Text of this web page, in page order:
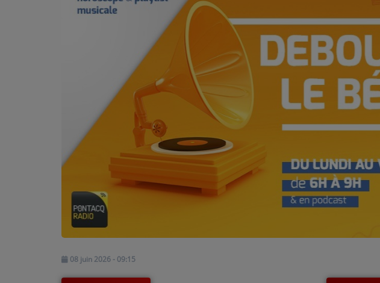
VOS ÉMISSIONS EN IMAGES
ANNONCEURS & ESPACE PRO
VOTRE PUBLICITÉ SUR PONTACQ RADIO
LOCATION DE STUDIOS
ÉDUCATION AUX MÉDIAS ET À
L'INFORMATION
EN QUOI ÇA CONSISTE ?
08 juin 2026 - 09:15